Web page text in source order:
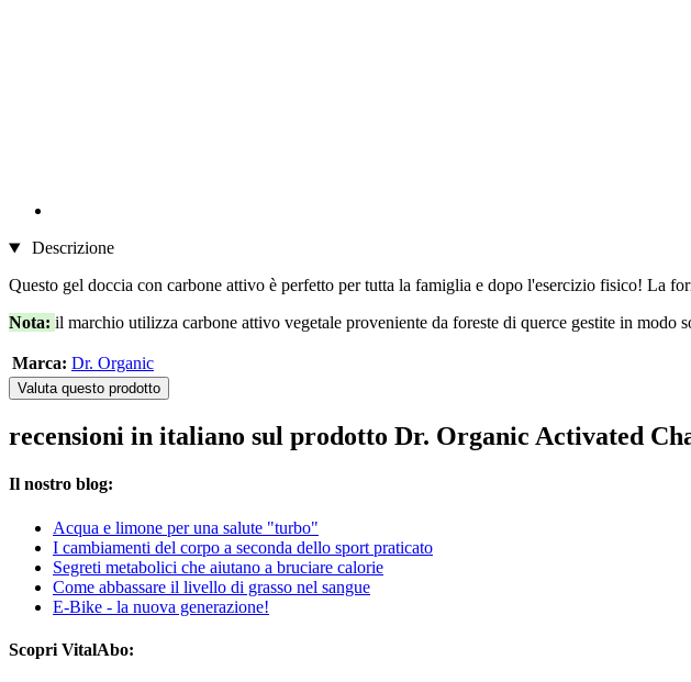
Descrizione
Questo gel doccia con carbone attivo è perfetto per tutta la famiglia e dopo l'esercizio fisico! La
Nota: il marchio utilizza carbone attivo vegetale proveniente da foreste di querce gestite in modo
Marca: Dr. Organic
Valuta questo prodotto
recensioni in italiano sul prodotto Dr. Organic Activated
Il nostro blog:
Acqua e limone per una salute "turbo"
I cambiamenti del corpo a seconda dello sport praticato
Segreti metabolici che aiutano a bruciare calorie
Come abbassare il livello di grasso nel sangue
E-Bike - la nuova generazione!
Scopri VitalAbo: